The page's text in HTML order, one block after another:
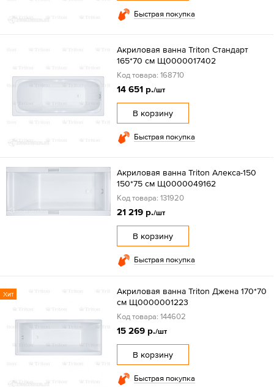
Быстрая покупка
Акриловая ванна Triton Стандарт
165*70 см Щ0000017402
Код товара: 168710
14 651 р./шт
В корзину
Быстрая покупка
Акриловая ванна Triton Алекса-150
150*75 см Щ0000049162
Код товара: 131920
21 219 р./шт
В корзину
Быстрая покупка
Хит
Акриловая ванна Triton Джена 170*70
см Щ0000001223
Код товара: 144602
15 269 р./шт
В корзину
Быстрая покупка